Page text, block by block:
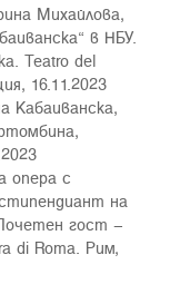
Михайлова,
в НБУ.
Teatro del
16.11.2023
Кабаиванска,
опера с
на
гост –
di Roma. Рим,